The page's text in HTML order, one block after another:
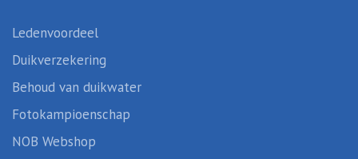
Ledenvoordeel
Duikverzekering
Behoud van duikwater
Fotokampioenschap
NOB Webshop